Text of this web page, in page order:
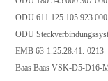
ODU 611 125 105 923
ODU
EMB 63-1.25.28.41.-0213
Baas Baas VSK-D5-D16-